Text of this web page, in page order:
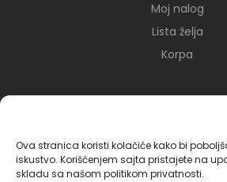
Ova stranica koristi kolačiće kako bi
iskustvo. Korišćenjem sajta pristajete na
skladu sa našom politikom privatnosti.
Moj nalog
Lista želja
Korpa